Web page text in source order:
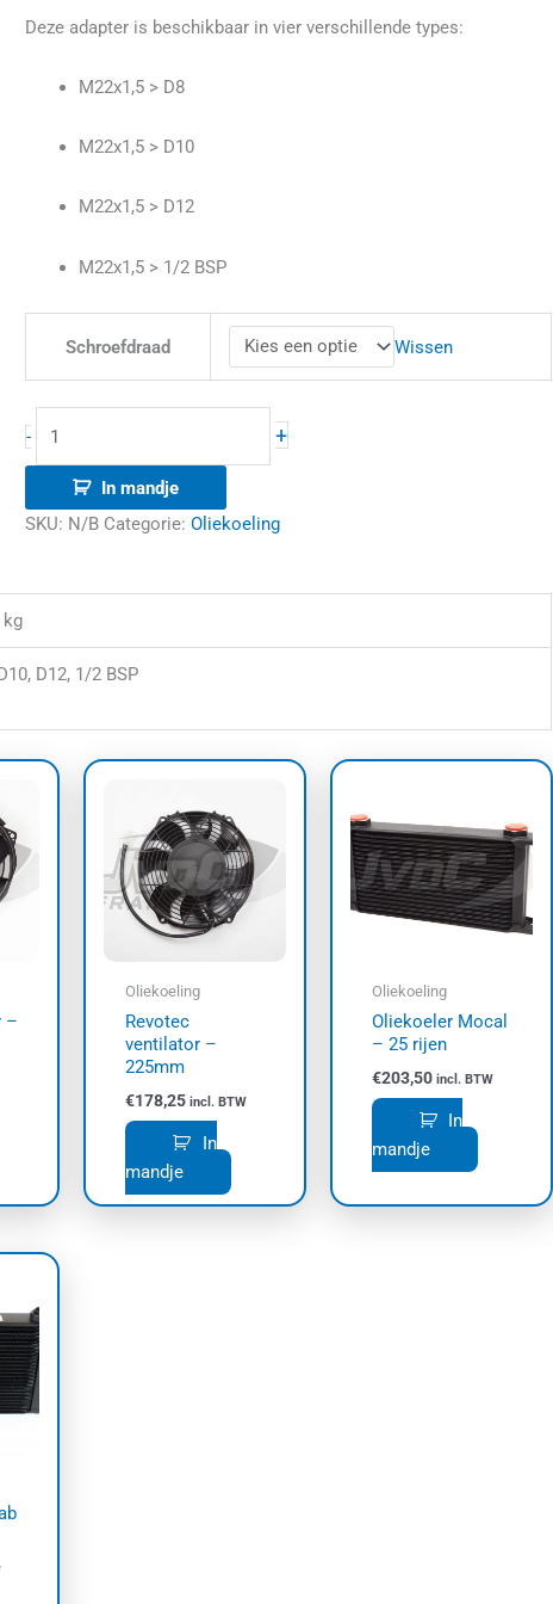
Deze adapter is beschikbaar in vier verschillende types:
M22x1,5 > D8
M22x1,5 > D10
M22x1,5 > D12
M22x1,5 > 1/2 BSP
Schroefdraad Wissen
- +
In mandje
SKU: N/B Categorie: Oliekoeling
kg
D12, 1/2 BSP
–
Oliekoeling
Revotec
ventilator –
225mm
€178,25 incl. BTW
In
mandje
Oliekoeling
Oliekoeler Mocal
– 25 rijen
€203,50 incl. BTW
In
mandje